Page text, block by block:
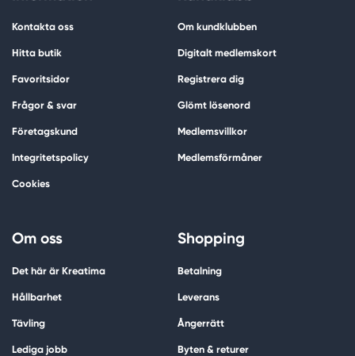
Kontakta oss
Hitta butik
Favoritsidor
Frågor & svar
Företagskund
Integritetspolicy
Cookies
Om kundklubben
Digitalt medlemskort
Registrera dig
Glömt lösenord
Medlemsvillkor
Medlemsförmåner
Om oss
Det här är Kreatima
Hållbarhet
Tävling
Lediga jobb
Shopping
Betalning
Leverans
Ångerrätt
Byten & returer